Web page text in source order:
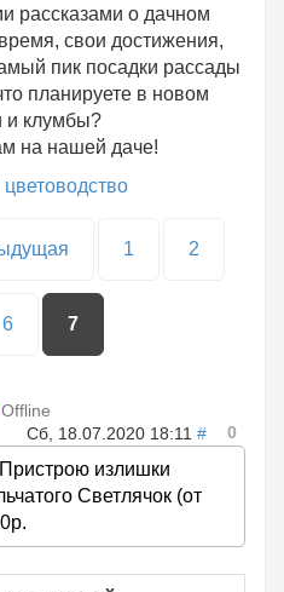
рассказами о дачном
свои достижения,
пик посадки рассады
планируете в новом
и клумбы?
на нашей даче!
1 2
6 7
Offline
Сб, 18.07.2020 18:11 # 0
излишки
Светлячок (от